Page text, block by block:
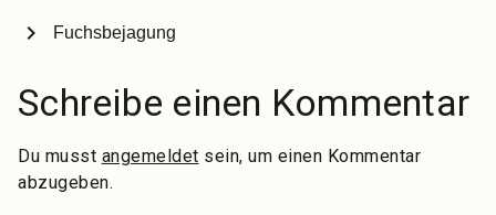
Fuchsbejagung
chevron_right
Schreibe einen Kommentar
Du musst angemeldet sein, um einen Kommentar
abzugeben.